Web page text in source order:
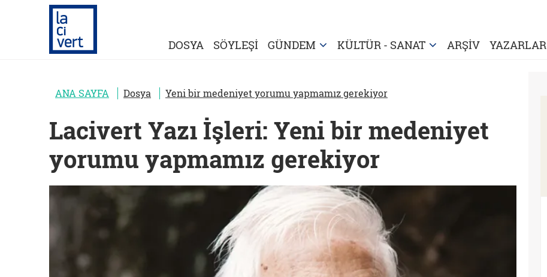
DOSYA SÖYLEŞİ GÜNDEM KÜLTÜR - SANAT ARŞİV YAZARLAR
ANA SAYFA Dosya Yeni bir medeniyet yorumu yapmamız gerekiyor
Lacivert Yazı İşleri: Yeni bir medeniyet
yorumu yapmamız gerekiyor